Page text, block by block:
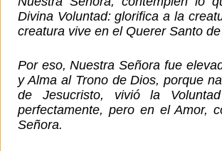
Divina Voluntad: glorifica a la
creatura vive en el Querer Santo
Por eso, Nuestra Señora fue
y Alma al Trono de Dios, porque
de Jesucristo, vivió la
perfectamente, pero en el Amor,
Señora.